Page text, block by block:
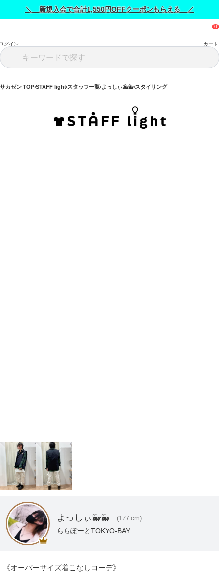
＼ 新規入会で合計1,550円OFFクーポンもらえる ／
グイン カート
サカゼン TOP STAFF light スタッフ一覧 よっしぃ🐳🐳 スタイリング
よっしぃ🐳🐳 (177 cm)
ららぽーとTOKYO-BAY
《オーバーサイズ着こなしコーデ》